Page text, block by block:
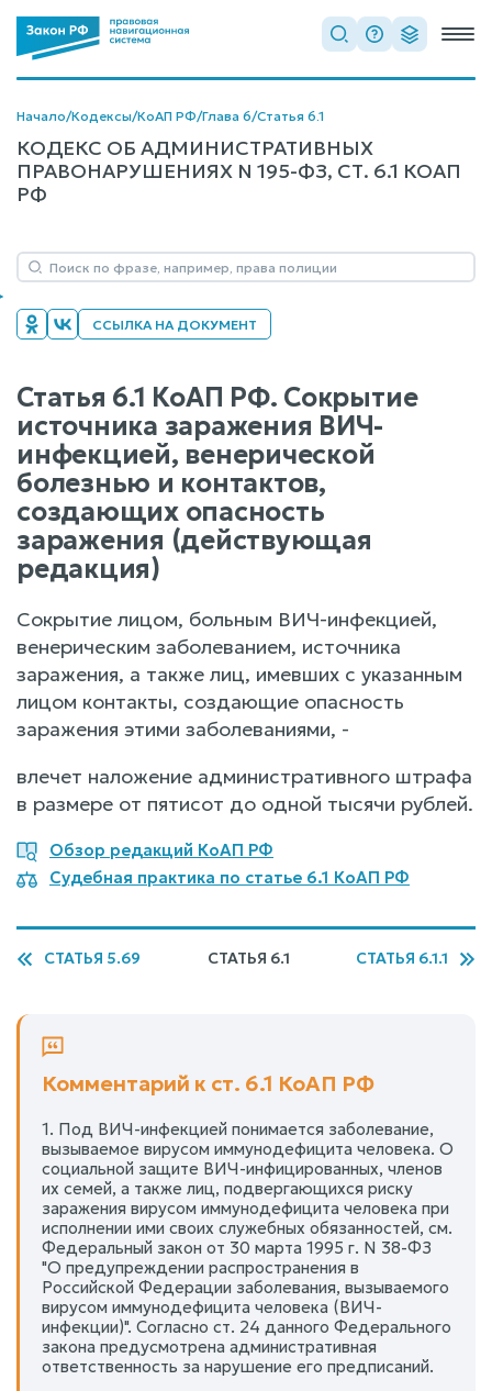
Начало/Кодексы/КоАП РФ/Глава 6/Статья 6.1
КОДЕКС ОБ АДМИНИСТРАТИВНЫХ
ПРАВОНАРУШЕНИЯХ N 195-ФЗ, СТ. 6.1 КОАП
РФ
ССЫЛКА НА ДОКУМЕНТ
Статья 6.1 КоАП РФ. Сокрытие
источника заражения ВИЧ-
инфекцией, венерической
болезнью и контактов,
создающих опасность
заражения (действующая
редакция)
Сокрытие лицом, больным ВИЧ-инфекцией,
венерическим заболеванием, источника
заражения, а также лиц, имевших с указанным
лицом контакты, создающие опасность
заражения этими заболеваниями, -
влечет наложение административного штрафа
в размере от пятисот до одной тысячи рублей.
Обзор редакций КоАП РФ
Судебная практика по статье 6.1 КоАП РФ
СТАТЬЯ 5.69 СТАТЬЯ 6.1 СТАТЬЯ 6.1.1
Комментарий к ст. 6.1 КоАП РФ
1. Под ВИЧ-инфекцией понимается заболевание,
вызываемое вирусом иммунодефицита человека. О
социальной защите ВИЧ-инфицированных, членов
их семей, а также лиц, подвергающихся риску
заражения вирусом иммунодефицита человека при
исполнении ими своих служебных обязанностей, см.
Федеральный закон от 30 марта 1995 г. N 38-ФЗ
"О предупреждении распространения в
Российской Федерации заболевания, вызываемого
вирусом иммунодефицита человека (ВИЧ-
инфекции)". Согласно ст. 24 данного Федерального
закона предусмотрена административная
ответственность за нарушение его предписаний.